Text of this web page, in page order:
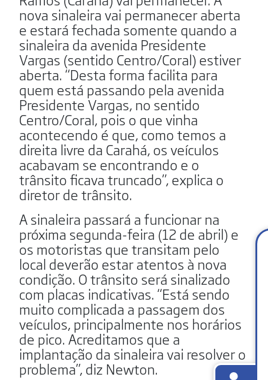
nova sinaleira vai permanecer aberta
e estará fechada somente quando a
sinaleira da avenida Presidente
Vargas (sentido Centro/Coral) estiver
aberta. “Desta forma facilita para
quem está passando pela avenida
Presidente Vargas, no sentido
Centro/Coral, pois o que vinha
acontecendo é que, como temos a
direita livre da Carahá, os veículos
acabavam se encontrando e o
trânsito ficava truncado”, explica o
diretor de trânsito.
A sinaleira passará a funcionar na
próxima segunda-feira (12 de abril) e
os motoristas que transitam pelo
local deverão estar atentos à nova
condição. O trânsito será sinalizado
com placas indicativas. “Está sendo
muito complicada a passagem dos
veículos, principalmente nos horários
de pico. Acreditamos que a
implantação da sinaleira vai resolver o
problema”, diz Newton.